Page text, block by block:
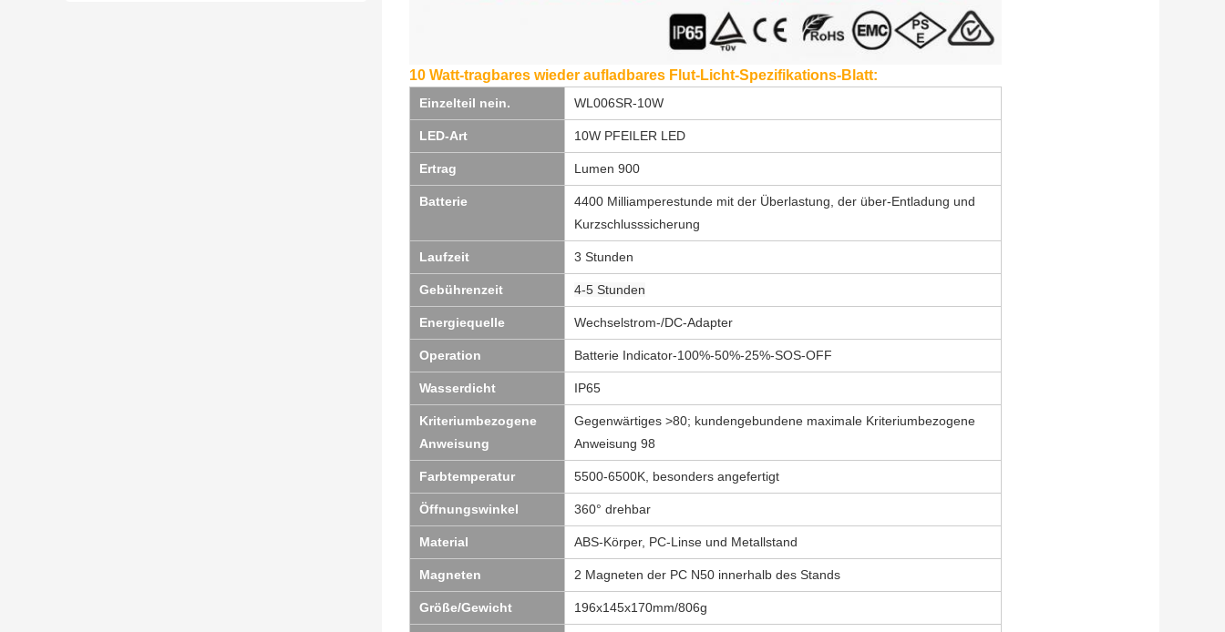
10 Watt-tragbares wieder aufladbares Flut-Licht-Spezifikations-Blatt:
Einzelteil nein. WL006SR-10W
LED-Art 10W PFEILER LED
Ertrag Lumen 900
Batterie
4400 Milliamperestunde mit der Überlastung, der über-Entladung und
Kurzschlusssicherung
Laufzeit 3 Stunden
Gebührenzeit 4-5 Stunden
Energiequelle Wechselstrom-/DC-Adapter
Operation Batterie Indicator-100%-50%-25%-SOS-OFF
Wasserdicht IP65
Kriteriumbezogene
Anweisung
Gegenwärtiges >80; kundengebundene maximale Kriteriumbezogene
Anweisung 98
Farbtemperatur 5500-6500K, besonders angefertigt
Öffnungswinkel 360° drehbar
Material ABS-Körper, PC-Linse und Metallstand
Magneten 2 Magneten der PC N50 innerhalb des Stands
Größe/Gewicht 196x145x170mm/806g